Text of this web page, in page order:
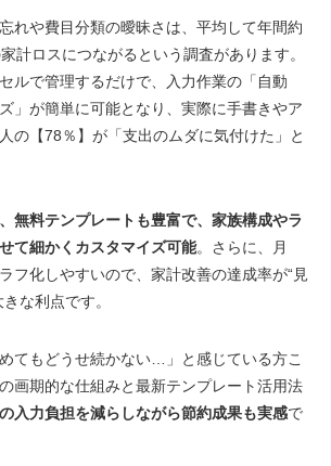
れや費目分類の曖昧さは、平均して年間約
計ロスにつながるという調査があります。
ルで管理するだけで、入力作業の「自動
」が簡単に可能となり、実際に手書きやア
の【78％】が「支出のムダに気付けた」と
無料テンプレートも豊富で、家族構成やラ
て細かくカスタマイズ可能。さらに、月
フ化しやすいので、家計改善の達成率が“見
な利点です。
てもどうせ続かない…」と感じている方こ
画期的な仕組みと最新テンプレート活用法
入力負担を減らしながら節約成果も実感で